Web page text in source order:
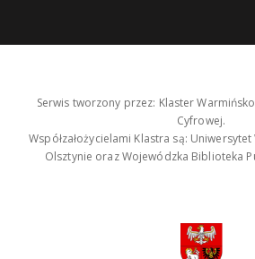
Serwis tworzony przez: Klaster
Cyfrowej.
Współzałożycielami Klastra są:
Olsztynie oraz Wojewódzka Biblioteka